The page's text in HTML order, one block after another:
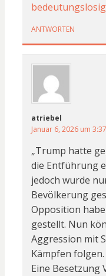
ANTWORTEN
atriebel
Januar 6, 2026 um
„Trump hatte
die Entführung
jedoch wurde
Bevölkerung
Opposition
gestellt. Nun
Aggression mit
Kämpfen folgen.
Eine Besetzung